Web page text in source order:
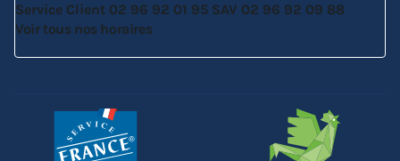
Service Client 02 96 92 01 95 SAV 02 96 92 09 88
Voir tous nos horaires